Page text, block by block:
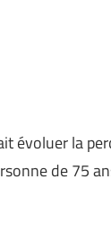
évoluer la
de 75